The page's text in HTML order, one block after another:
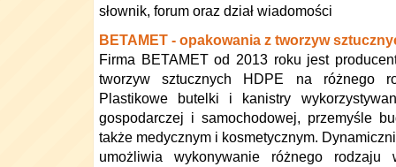
słownik, forum oraz dział wiadomości
BETAMET - opakowania z tworzyw
Firma BETAMET od 2013 roku jest
tworzyw sztucznych HDPE na różnego
Plastikowe butelki i kanistry
gospodarczej i samochodowej, przemyśle
także medycznym i kosmetycznym.
umożliwia wykonywanie różnego